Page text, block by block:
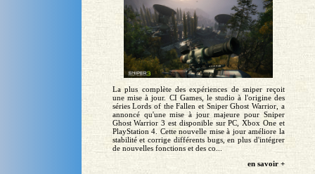
La plus complète des expériences de sniper reçoit
une mise à jour. CI Games, le studio à l'origine des
séries Lords of the Fallen et Sniper Ghost Warrior, a
annoncé qu'une mise à jour majeure pour Sniper
Ghost Warrior 3 est disponible sur PC, Xbox One et
PlayStation 4. Cette nouvelle mise à jour améliore la
stabilité et corrige différents bugs, en plus d'intégrer
de nouvelles fonctions et des co...
en savoir +